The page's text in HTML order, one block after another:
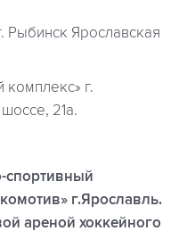
Рыбинск Ярославская
г.
21а.
спортивный
г.Ярославль.
ареной хоккейного